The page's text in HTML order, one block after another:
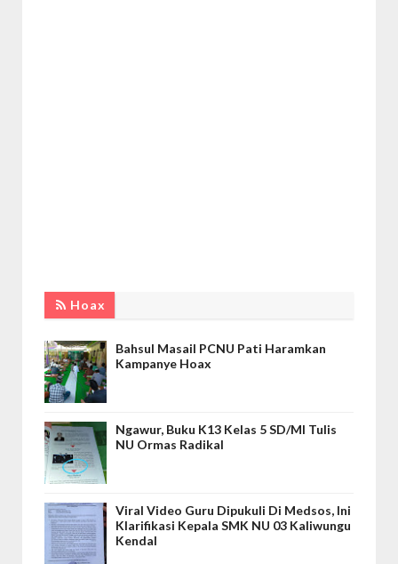
Hoax
Bahsul Masail PCNU Pati Haramkan
Kampanye Hoax
Ngawur, Buku K13 Kelas 5 SD/MI Tulis
NU Ormas Radikal
Viral Video Guru Dipukuli Di Medsos, Ini
Klarifikasi Kepala SMK NU 03 Kaliwungu
Kendal